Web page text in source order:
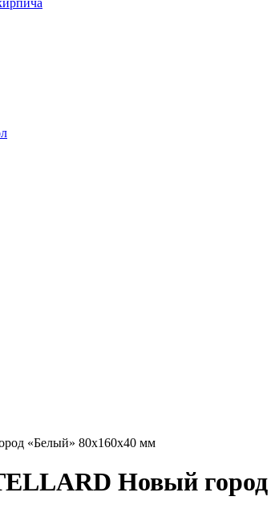
«Белый» 80х160х40 мм
Новый